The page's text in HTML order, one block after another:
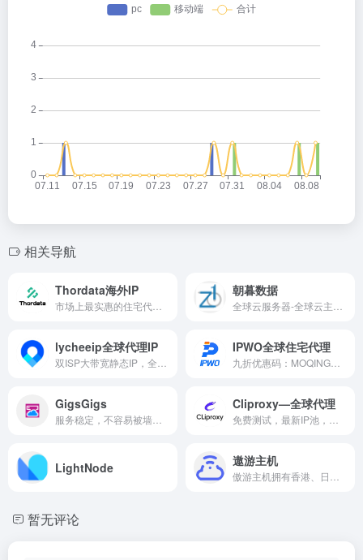
相关导航
Thordata海外IP 朝暮数据
lycheeip全球代理IP IPWO全球住宅代理
GigsGigs Cliproxy—全球代理
LightNode 遨游主机
暂无评论